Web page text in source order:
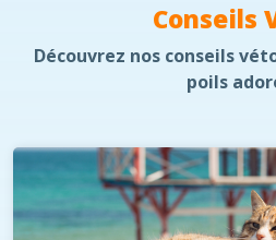
Conseils
Découvrez nos conseils
poils